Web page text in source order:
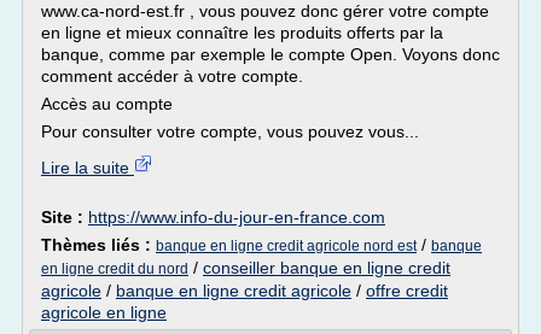
www.ca-nord-est.fr , vous pouvez donc gérer votre compte
en ligne et mieux connaître les produits offerts par la
banque, comme par exemple le compte Open. Voyons donc
comment accéder à votre compte.
Accès au compte
Pour consulter votre compte, vous pouvez vous...
Lire la suite
Site : https://www.info-du-jour-en-france.com
Thèmes liés : banque en ligne credit agricole nord est/ banque
en ligne credit du nord / conseiller banque en ligne credit
agricole / banque en ligne credit agricole / offre credit
agricole en ligne